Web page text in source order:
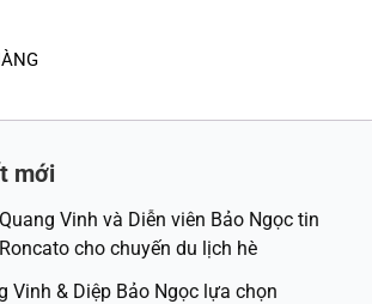
mới
Vinh và Diễn viên Bảo Ngọc tin
cho chuyến du lịch hè
Vinh & Diệp Bảo Ngọc lựa chọn